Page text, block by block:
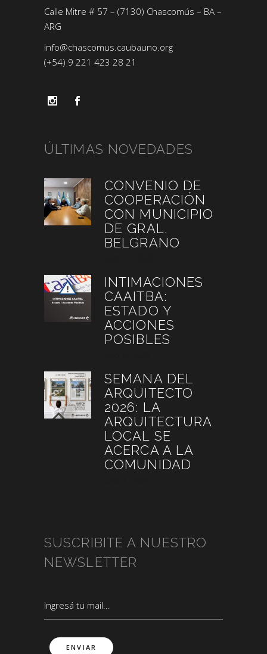
Calle Mitre # 57 – (7130) Chascomús – BA –
ARG
info@chascomus.caubauno.org
(+54) 9 221 423 28 21
ÚLTIMAS NOVEDADES
CONVENIO DE
COOPERACIÓN
CON MUNICIPIO
DE GRAL.
BELGRANO
INTIMACIONES
CAAITBA:
ESTADO Y
ACCIONES
POSIBLES
SEMANA DEL
ARQUITECTO
2026: LA
ARQUITECTURA
LOCAL SE
ACERCA A LA
COMUNIDAD
SUSCRIBITE A NUESTRO
NEWSLETTER